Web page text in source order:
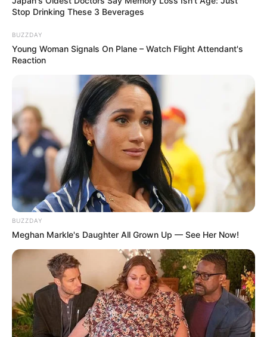
Stop Drinking These 3 Beverages
BUZZDAY
Young Woman Signals On Plane – Watch Flight Attendant's
Reaction
BUZZDAY
Meghan Markle's Daughter All Grown Up — See Her Now!